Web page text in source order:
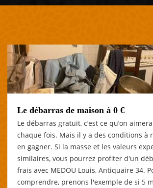
Le débarras de maison à 0 €
Le débarras gratuit, c’est ce qu’on
chaque fois. Mais il y a des conditions à
en gagner. Si la masse et les valeurs
similaires, vous pourrez profiter d'un
frais avec MEDOU Louis, Antiquaire 34.
comprendre, prenons l'exemple de si 5